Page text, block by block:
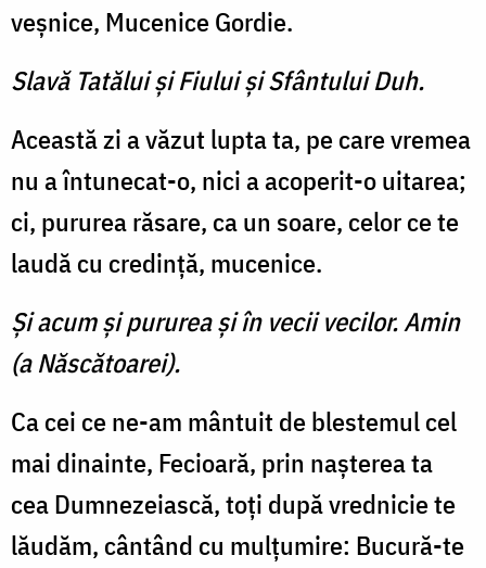
veşnice, Mucenice Gordie.
Slavă Tatălui şi Fiului şi Sfântului Duh.
Această zi a văzut lupta ta, pe care vremea
nu a întunecat-o, nici a acoperit-o uitarea;
ci, pururea răsare, ca un soare, celor ce te
laudă cu credinţă, mucenice.
Şi acum şi pururea şi în vecii vecilor. Amin
(a Născătoarei).
Ca cei ce ne-am mântuit de blestemul cel
mai dinainte, Fecioară, prin naşterea ta
cea Dumnezeiască, toţi după vrednicie te
lăudăm, cântând cu mulţumire: Bucură-te